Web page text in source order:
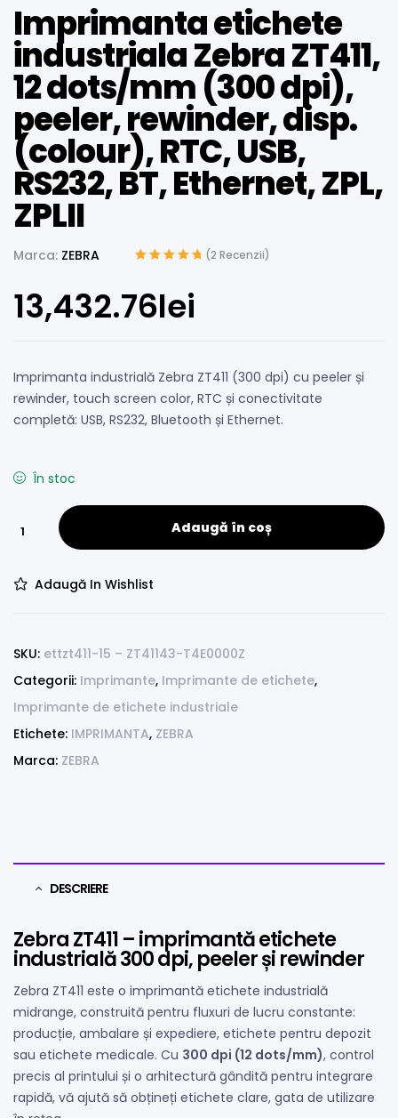
Imprimanta etichete
industriala Zebra ZT411,
12 dots/mm (300 dpi),
peeler, rewinder, disp.
(colour), RTC, USB,
RS232, BT, Ethernet, ZPL,
ZPLII
Marca: ZEBRA
unei singure
(2 Recenzii)
13,432.76lei
Imprimanta industrială Zebra ZT411 (300 dpi) cu peeler și
rewinder, touch screen color, RTC și conectivitate
completă: USB, RS232, Bluetooth și Ethernet.
În stoc
Adaugă în coș
Adaugă In Wishlist
SKU: ettzt411-15 – ZT41143-T4E0000Z
Categorii: Imprimante, Imprimante de etichete,
Imprimante de etichete industriale
Etichete: IMPRIMANTA, ZEBRA
Marca: ZEBRA
DESCRIERE
Zebra ZT411 – imprimantă etichete
industrială 300 dpi, peeler și rewinder
Zebra ZT411 este o imprimantă etichete industrială
midrange, construită pentru fluxuri de lucru constante:
producție, ambalare și expediere, etichete pentru depozit
sau etichete medicale. Cu 300 dpi (12 dots/mm), control
precis al printului și o arhitectură gândită pentru integrare
rapidă, vă ajută să obțineți etichete clare, gata de utilizare